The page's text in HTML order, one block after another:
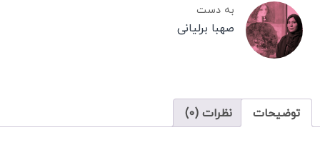
به دست
صهبا برلیانی
توضیحات نظرات (0)